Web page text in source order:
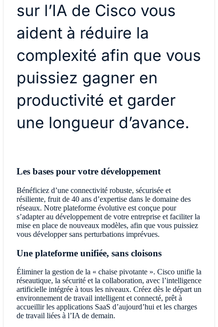
sur l’IA de Cisco vous
aident à réduire la
complexité afin que vous
puissiez gagner en
productivité et garder
une longueur d’avance.
Les bases pour votre développement
Bénéficiez d’une connectivité robuste, sécurisée et
résiliente, fruit de 40 ans d’expertise dans le domaine des
réseaux. Notre plateforme évolutive est conçue pour
s’adapter au développement de votre entreprise et faciliter la
mise en place de nouveaux modèles, afin que vous puissiez
vous développer sans perturbations imprévues.
Une plateforme unifiée, sans cloisons
Éliminer la gestion de la « chaise pivotante ». Cisco unifie la
réseautique, la sécurité et la collaboration, avec l’intelligence
artificielle intégrée à tous les niveaux. Créez dès le départ un
environnement de travail intelligent et connecté, prêt à
accueillir les applications SaaS d’aujourd’hui et les charges
de travail liées à l’IA de demain.